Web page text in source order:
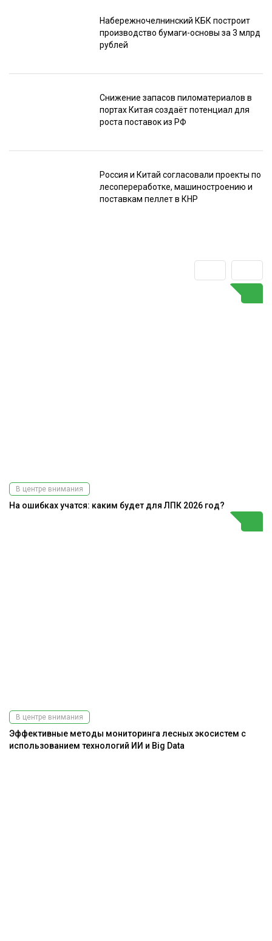
Набережночелнинский КБК построит
производство бумаги-основы за 3 млрд
рублей
Снижение запасов пиломатериалов в
портах Китая создаёт потенциал для
роста поставок из РФ
Россия и Китай согласовали проекты по
лесопереработке, машиностроению и
поставкам пеллет в КНР
В центре внимания
На ошибках учатся: каким будет для ЛПК 2026 год?
В центре внимания
Эффективные методы мониторинга лесных экосистем с
использованием технологий ИИ и Big Data